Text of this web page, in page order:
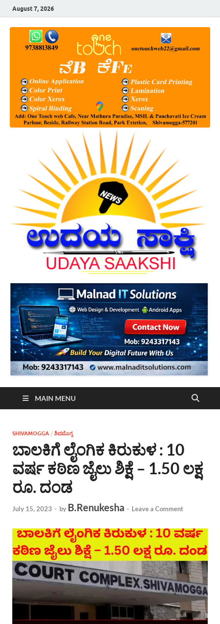
August 7, 2026
MAIN MENU
SHIVAMOGGA / ಶಿವಮೊಗ್ಗ
ಬಾಲಕಿಗೆ ಲೈಂಗಿಕ ಕಿರುಕುಳ : 10
ವರ್ಷ ಕಠಿಣ ಜೈಲು ಶಿಕ್ಷೆ – 1.50 ಲಕ್ಷ
ರೂ. ದಂಡ
July 15, 2023 - by B.Renukesha - Leave a Comment